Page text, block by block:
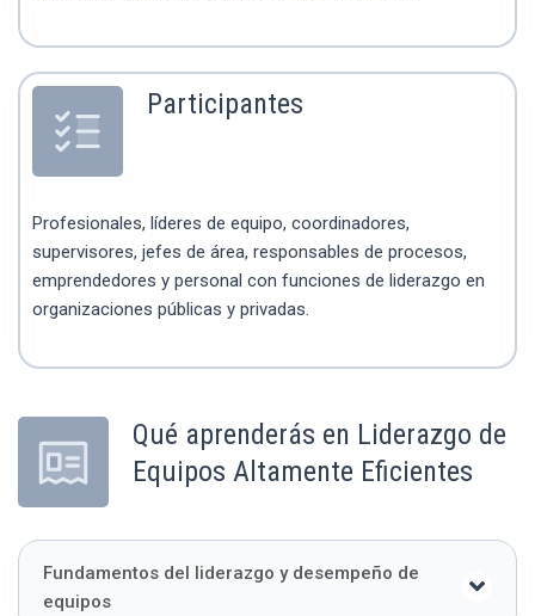
Participantes
Profesionales, líderes de equipo, coordinadores,
supervisores, jefes de área, responsables de procesos,
emprendedores y personal con funciones de liderazgo en
organizaciones públicas y privadas.
Qué aprenderás en Liderazgo de
Equipos Altamente Eficientes
Fundamentos del liderazgo y desempeño de
equipos